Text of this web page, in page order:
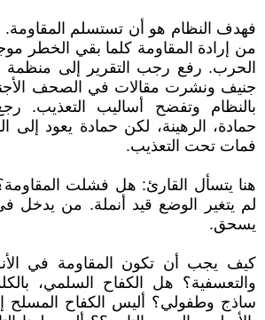
فهدف النظام هو أن تستسلم
من إرادة المقاومة كلما بقي الخطر
الحرب. رفع رجب التقرير إلى منظمة
جنيف ونشرت مقالات في الصحف
بالنظام وتفضح أساليب التعذيب.
حمادة، الرهينة، لكن حمادة يعود
فمات تحت التعذيب.
هنا يتسأل القارئ: هل فشلت
لم يتغير الوضع قيد أنملة. من يدخل
يسحق.
كيف يجب أن تكون المقاومة في
والتعسفية؟ هل الكفاح السلمي،
ساذج وطفولي؟ أليس الكفاح المسلح